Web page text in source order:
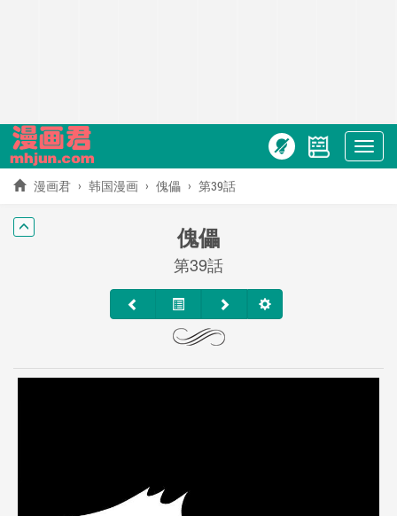
Show
menu
漫画君 韩国漫画 傀儡 第39話
傀儡
第39話